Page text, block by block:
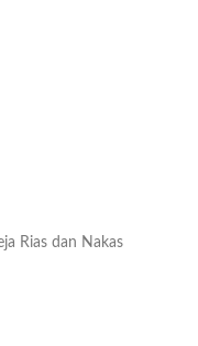
Rias dan Nakas